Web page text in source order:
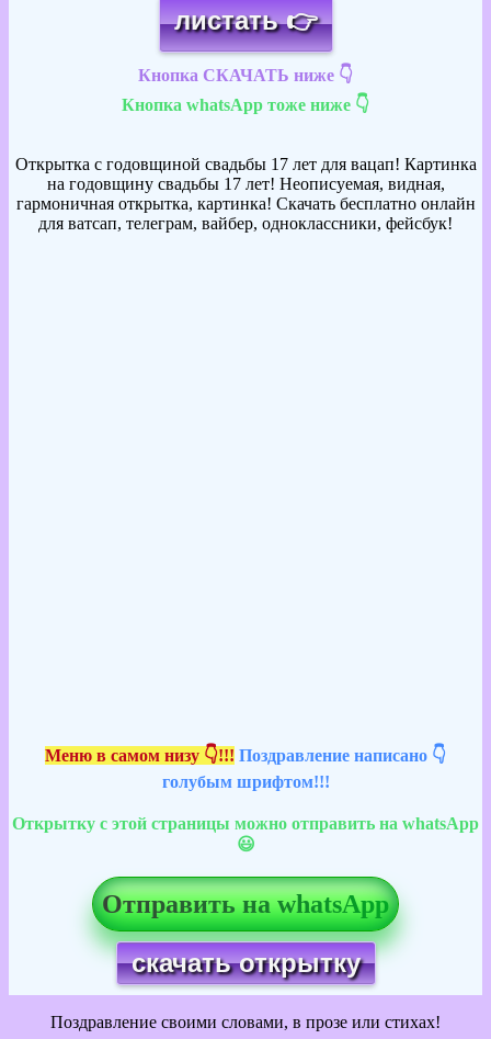
листать 👉
Кнопка СКАЧАТЬ ниже 👇
Кнопка whatsApp тоже ниже 👇
Открытка с годовщиной свадьбы 17 лет для вацап! Картинка
на годовщину свадьбы 17 лет! Неописуемая, видная,
гармоничная открытка, картинка! Скачать бесплатно онлайн
для ватсап, телеграм, вайбер, одноклассники, фейсбук!
Меню в самом низу 👇!!! Поздравление написано 👇
голубым шрифтом!!!
Открытку с этой страницы можно отправить на whatsApp
😃
Отправить на whatsApp
скачать открытку
Поздравление своими словами, в прозе или стихах!